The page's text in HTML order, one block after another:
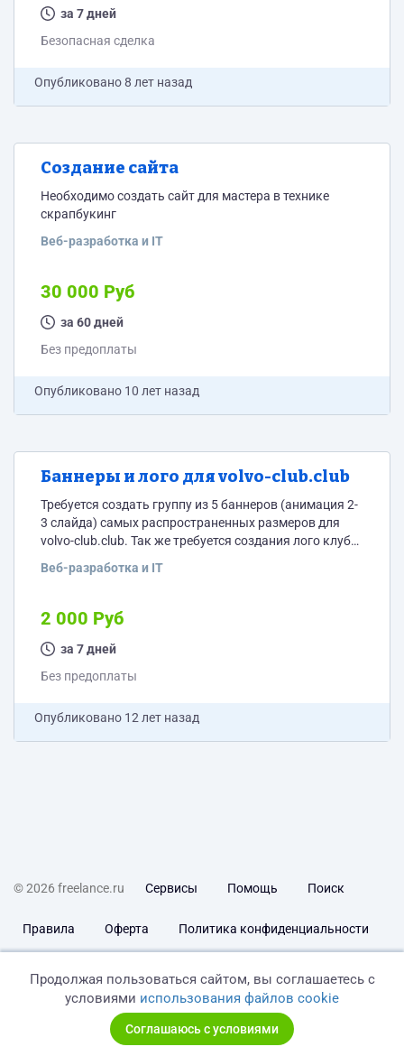
за 7 дней
Безопасная сделка
Опубликовано8 лет назад
Создание сайта
Необходимо создать сайт для мастера в технике
скрапбукинг
Веб-разработка и IT
30 000 Руб
за 60 дней
Без предоплаты
Опубликовано 10 лет назад
Баннеры и лого для volvo-club.club
Требуется создать группу из 5 баннеров (анимация 2-
3 слайда) самых распространенных размеров для
volvo-club.club. Так же требуется создания лого клуба
Веб-разработка и IT
2 000 Руб
за 7 дней
Без предоплаты
Опубликовано 12 лет назад
© 2026 freelance.ru Сервисы Помощь Поиск
Правила Оферта Политика конфиденциальности
Продолжая пользоваться сайтом, вы соглашаетесь с
условиями использования файлов cookie
Соглашаюсь с условиями